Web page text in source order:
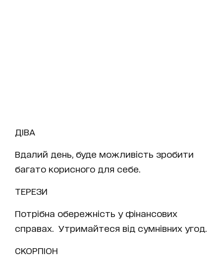
ДІВА
Вдалий день, буде можливість зробити
багато корисного для себе.
ТЕРЕЗИ
Потрібна обережність у фінансових
справах. Утримайтеся від сумнівних угод.
СКОРПІОН